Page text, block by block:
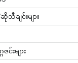
ချင်းများ
ဇင်းများ